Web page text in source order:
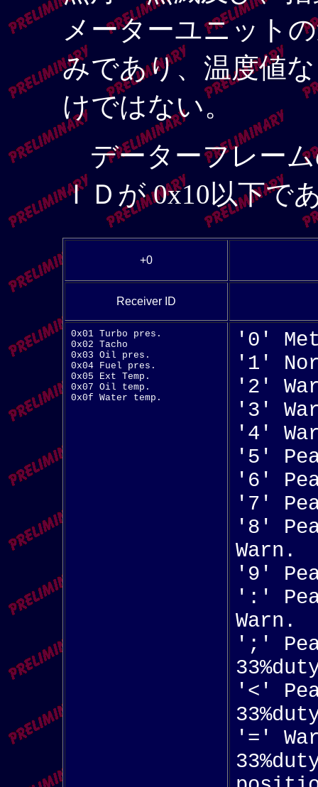
メーターユニット
みであり、温度値
けではない。
データーフレー
ＩＤが 0x10以下で
+0
Receiver ID
0x01 Turbo pres.
0x02 Tacho
0x03 Oil pres.
0x04 Fuel pres.
0x05 Ext Temp.
0x07 Oil temp.
0x0f Water temp.
'0'
'1'
'2'
'3'
'4'
'5'
'6'
'7'
'8'
Warn.
'9'
':'
Warn.
';'
'<'
'='